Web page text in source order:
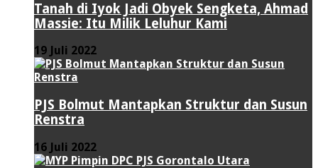
Tanah di Iyok Jadi Obyek Sengketa, Ahmad
Massie: Itu Milik Leluhur Kami
19 Juli 2022
PJS Bolmut Mantapkan Struktur dan Susun
Renstra
16 Juli 2022